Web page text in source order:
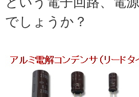
でしょうか？